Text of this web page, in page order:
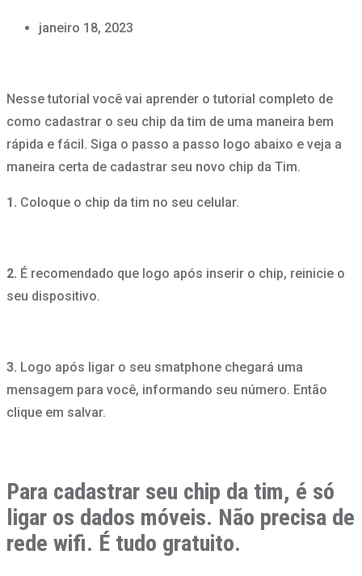
janeiro 18, 2023
Nesse tutorial você vai aprender o tutorial completo de
como cadastrar o seu chip da tim de uma maneira bem
rápida e fácil. Siga o passo a passo logo abaixo e veja a
maneira certa de cadastrar seu novo chip da Tim.
1. Coloque o chip da tim no seu celular.
2. É recomendado que logo após inserir o chip, reinicie o
seu dispositivo.
3. Logo após ligar o seu smatphone chegará uma
mensagem para você, informando seu número. Então
clique em salvar.
Para cadastrar seu chip da tim, é só
ligar os dados móveis. Não precisa de
rede wifi. É tudo gratuito.